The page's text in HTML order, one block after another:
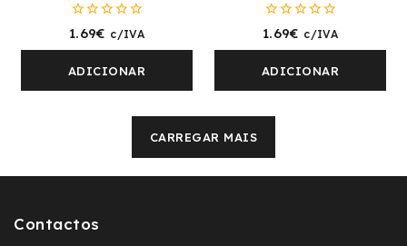
0
fora
5
1.69€ c/IVA
ADICIONAR
0
fora
5
1.69€ c/IVA
ADICIONAR
CARREGAR MAIS
Contactos